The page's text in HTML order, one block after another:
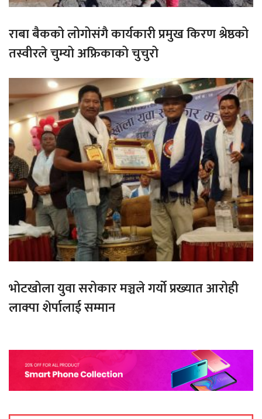
राबा बैकको लोगोसंगै कार्यकारी प्रमुख किरण श्रेष्ठको
तस्वीरले चुम्यो अफ्रिकाको चुचुरो
भोटखोला युवा सरोकार मञ्चले गर्यो प्रख्यात आरोही
लाक्पा शेर्पालाई सम्मान